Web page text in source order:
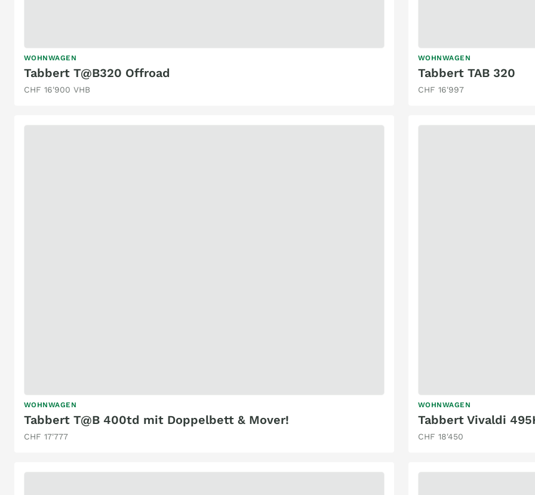
WOHNWAGEN
Tabbert T@B320 Offroad
CHF 16'900 VHB
WOHNWAGEN
Tabbert TAB 320
CHF 16'997
WOHNWAGEN
Tabbert T@B 400td mit Doppelbett & Mover!
CHF 17'777
WOHNWAGEN
Tabbert Vivaldi
CHF 18'450